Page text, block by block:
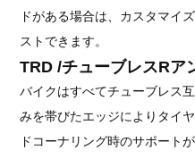
ドがある場合は、カスタマイ
ストできます。
TRD /チューブレスRア
バイクはすべてチューブレス
みを帯びたエッジによりタイ
ドコーナリング時のサポート